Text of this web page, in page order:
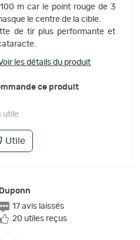
m car le point rouge de 3
le centre de la cible.
de tir plus performante et
les détails du produit
ce produit
utile
Utile
Duponn
17 avis laissés
20 utiles reçus